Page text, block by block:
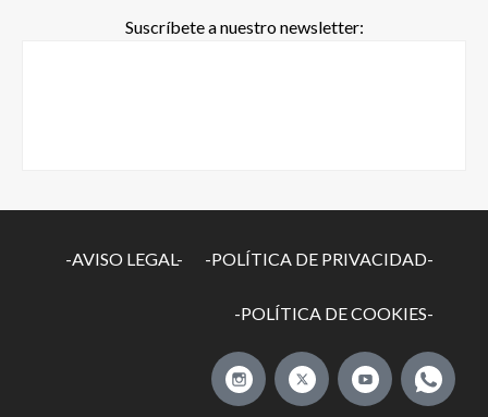
Suscríbete a nuestro newsletter:
-AVISO LEGAL- -POLÍTICA DE PRIVACIDAD-
-POLÍTICA DE COOKIES-